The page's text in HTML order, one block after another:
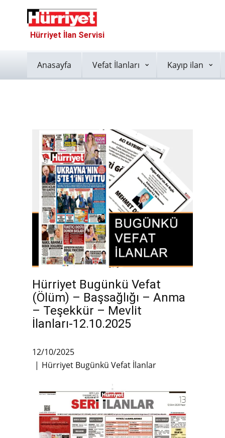
Hürriyet İlan Servisi
Anasayfa Vefat İlanları Kayıp ilan
Hürriyet Bugünkü Vefat
(Ölüm) – Başsağlığı – Anma
– Teşekkür – Mevlit
İlanları-12.10.2025
12/10/2025
Hürriyet Bugünkü Vefat İlanlar